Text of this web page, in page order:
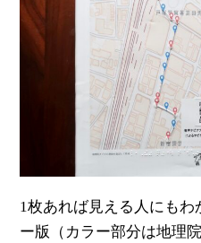
1枚あれば見える人にもわ
ー版（カラー部分は地理